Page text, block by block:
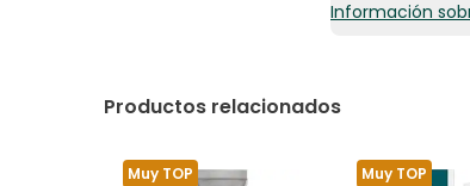
Información
Productos relacionados
Muy TOP Muy TOP